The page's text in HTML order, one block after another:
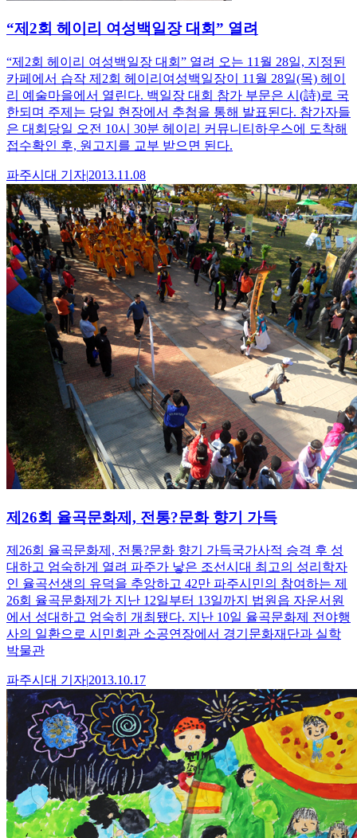
“제2회 헤이리 여성백일장 대회” 열려
“제2회 헤이리 여성백일장 대회” 열려 오는 11월 28일, 지정된
카페에서 습작 제2회 헤이리여성백일장이 11월 28일(목) 헤이
리 예술마을에서 열린다. 백일장 대회 참가 부문은 시(詩)로 국
한되며 주제는 당일 현장에서 추첨을 통해 발표된다. 참가자들
은 대회당일 오전 10시 30분 헤이리 커뮤니티하우스에 도착해
접수확인 후, 원고지를 교부 받으면 된다.
파주시대 기자|2013.11.08
제26회 율곡문화제, 전통?문화 향기 가득
제26회 율곡문화제, 전통?문화 향기 가득국가사적 승격 후 성
대하고 엄숙하게 열려 파주가 낳은 조선시대 최고의 성리학자
인 율곡선생의 유덕을 추앙하고 42만 파주시민의 참여하는 제
26회 율곡문화제가 지난 12일부터 13일까지 법원읍 자운서원
에서 성대하고 엄숙히 개최됐다. 지난 10일 율곡문화제 전야행
사의 일환으로 시민회관 소공연장에서 경기문화재단과 실학
박물관
파주시대 기자|2013.10.17